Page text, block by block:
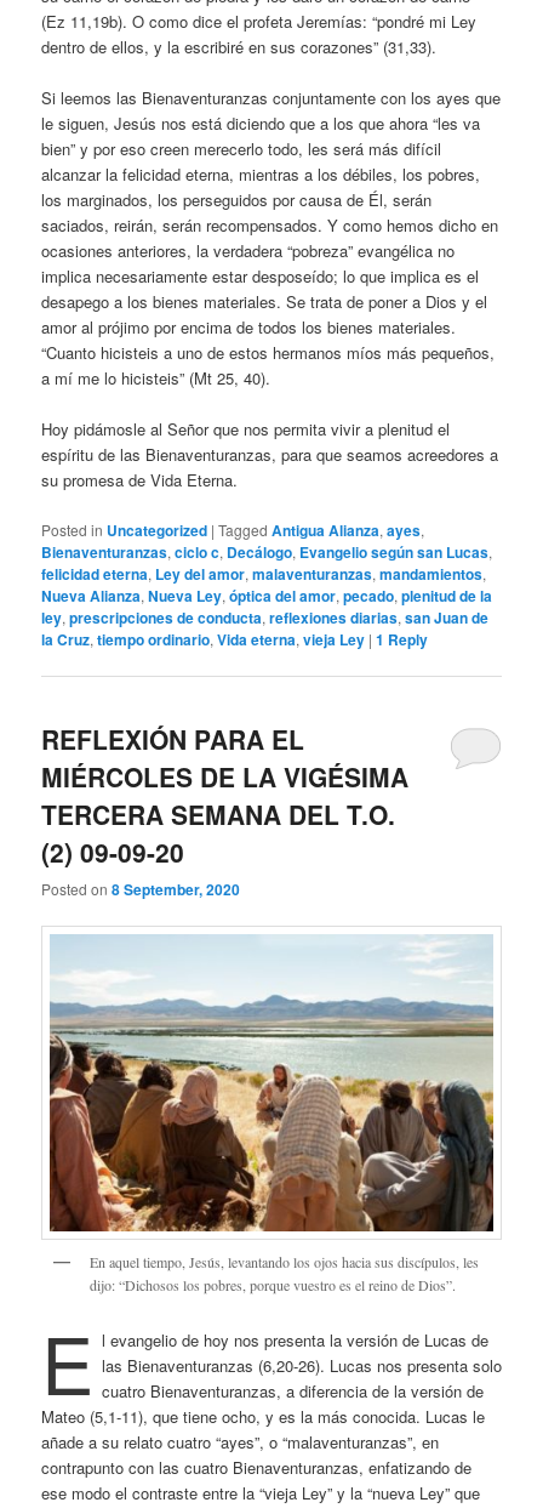
(Ez 11,19b). O como dice el profeta Jeremías: “pondré mi Ley
dentro de ellos, y la escribiré en sus corazones” (31,33).
Si leemos las Bienaventuranzas conjuntamente con los ayes que
le siguen, Jesús nos está diciendo que a los que ahora “les va
bien” y por eso creen merecerlo todo, les será más difícil
alcanzar la felicidad eterna, mientras a los débiles, los pobres,
los marginados, los perseguidos por causa de Él, serán
saciados, reirán, serán recompensados. Y como hemos dicho en
ocasiones anteriores, la verdadera “pobreza” evangélica no
implica necesariamente estar desposeído; lo que implica es el
desapego a los bienes materiales. Se trata de poner a Dios y el
amor al prójimo por encima de todos los bienes materiales.
“Cuanto hicisteis a uno de estos hermanos míos más pequeños,
a mí me lo hicisteis” (Mt 25, 40).
Hoy pidámosle al Señor que nos permita vivir a plenitud el
espíritu de las Bienaventuranzas, para que seamos acreedores a
su promesa de Vida Eterna.
Posted in Uncategorized |Tagged Antigua Alianza,ayes,
Bienaventuranzas,ciclo c, Decálogo, Evangelio según san Lucas,
felicidad eterna, Ley del amor,malaventuranzas,mandamientos,
Nueva Alianza,Nueva Ley,óptica del amor,pecado,plenitud de la
ley,prescripciones de conducta,reflexiones diarias,san Juan de
la Cruz,tiempo ordinario,Vida eterna,vieja Ley |1 Reply
REFLEXIÓN PARA EL
MIÉRCOLES DE LA VIGÉSIMA
TERCERA SEMANA DEL T.O.
(2) 09-09-20
Posted on8 September, 2020
En aquel tiempo, Jesús, levantando los ojos hacia sus discípulos, les
dijo: “Dichosos los pobres, porque vuestro es el reino de Dios”.
E l evangelio de hoy nos presenta la versión de Lucas de
las Bienaventuranzas (6,20-26). Lucas nos presenta solo
cuatro Bienaventuranzas, a diferencia de la versión de
Mateo (5,1-11), que tiene ocho, y es la más conocida. Lucas le
añade a su relato cuatro “ayes”, o “malaventuranzas”, en
contrapunto con las cuatro Bienaventuranzas, enfatizando de
ese modo el contraste entre la “vieja Ley” y la “nueva Ley” que